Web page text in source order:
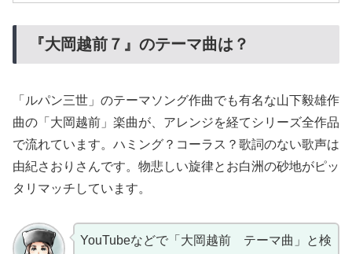
『大岡越前７』のテーマ曲は？
「ルパン三世」のテーマソング作曲でも有名な山下毅雄作
曲の「大岡越前」楽曲が、アレンジを経てシリーズ全作品
で流れています。ハミング？コーラス？歌詞のない歌声は
由紀さおりさんです。物悲しい旋律とお白洲の砂地がピッ
タリマッチしています。
YouTubeなどで「大岡越前 テーマ曲」と検